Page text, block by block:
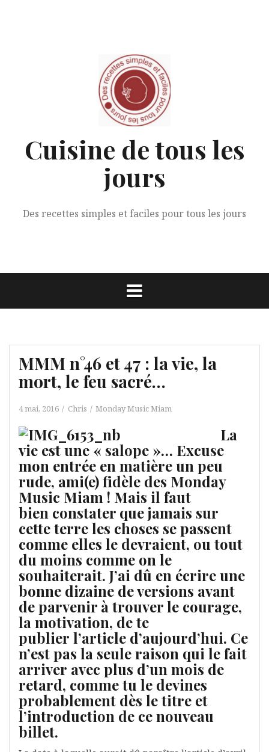
Cuisine de tous les
jours
Des recettes simples et faciles pour tous les jours
MMM n°46 et 47 : la vie, la
mort, le feu sacré…
4 mai, 2016 Chris Monday Music Miam
La
vie est une « salope »… Excuse
mon entrée en matière un peu
rude, ami(e) fidèle des Monday
Music Miam ! Mais il faut
bien constater que jamais sur
cette terre les choses se passent
comme elles le devraient, ou tout
du moins comme on le
souhaiterait. J’ai dû en écrire une
bonne dizaine de versions avant
de parvenir à trouver le courage,
la motivation, de te
publier l’article d’aujourd’hui. Ce
n’est pas la seule raison qui le fait
arriver avec plus d’un mois de
retard, comme tu le devines
probablement dès le titre et
l’introduction de ce nouveau
billet.